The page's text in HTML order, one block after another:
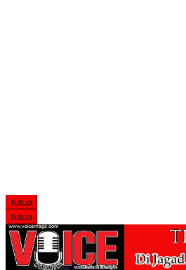
tutup
tutup